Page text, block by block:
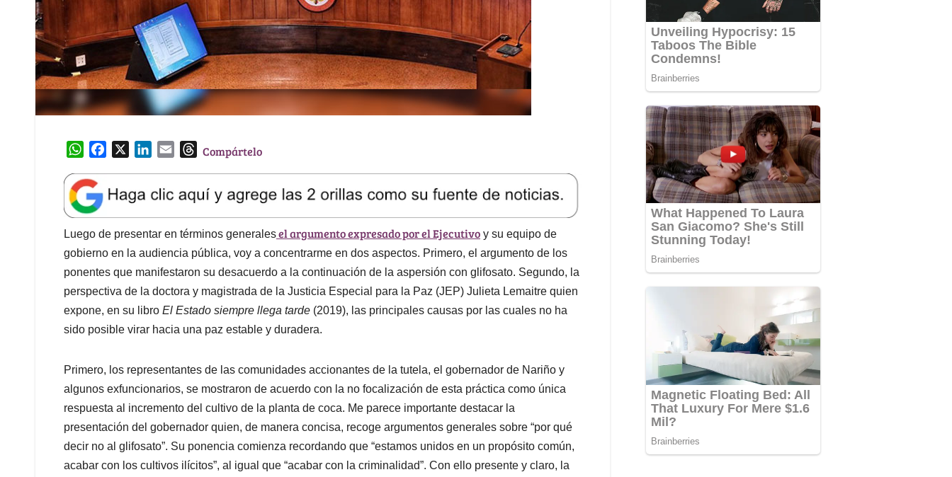
W
a
t
s
A
p
p
e
b
o
o
k
k
e
d
I
n
l
T
e
a
d
s
Compártelo
Luego de presentar en términos generalesel argumento expresado por el Ejecutivo y su equipo de
gobierno en la audiencia pública, voy a concentrarme en dos aspectos. Primero, el argumento de los
ponentes que manifestaron su desacuerdo a la continuación de la aspersión con glifosato. Segundo, la
perspectiva de la doctora y magistrada de la Justicia Especial para la Paz (JEP) Julieta Lemaitre quien
expone, en su libro El Estado siempre llega tarde (2019), las principales causas por las cuales no ha
sido posible virar hacia una paz estable y duradera.
Primero, los representantes de las comunidades accionantes de la tutela, el gobernador de Nariño y
algunos exfuncionarios, se mostraron de acuerdo con la no focalización de esta práctica como única
respuesta al incremento del cultivo de la planta de coca. Me parece importante destacar la
presentación del gobernador quien, de manera concisa, recoge argumentos generales sobre “por qué
decir no al glifosato”. Su ponencia comienza recordando que “estamos unidos en un propósito común,
acabar con los cultivos ilícitos”, al igual que “acabar con la criminalidad”. Con ello presente y claro, la